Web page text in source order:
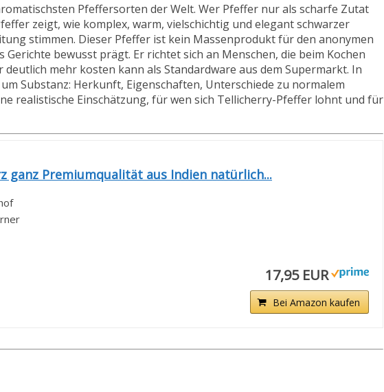
Pfeffersorten der Welt. Wer Pfeffer nur als scharfe Zutat
zeigt, wie komplex, warm, vielschichtig und elegant schwarzer
stimmen. Dieser Pfeffer ist kein Massenprodukt für den anonymen
bewusst prägt. Er richtet sich an Menschen, die beim Kochen
mehr kosten kann als Standardware aus dem Supermarkt. In
Substanz: Herkunft, Eigenschaften, Unterschiede zu normalem
realistische Einschätzung, für wen sich Tellicherry-Pfeffer lohnt und für
ganz Premiumqualität aus Indien natürlich...
17,95 EUR
Bei Amazon kaufen